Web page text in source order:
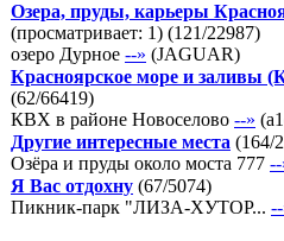
Озера, пруды, карьеры
(просматривает: 1) (121/22987)
озеро Дурное --» (JAGUAR)
Красноярское море и заливы
(62/66419)
КВХ в районе Новоселово --» (
Другие интересные места (164/
Озёра и пруды около моста 777 --
Я Вас отдохну (67/5074)
Пикник-парк "ЛИЗА-ХУТОР...